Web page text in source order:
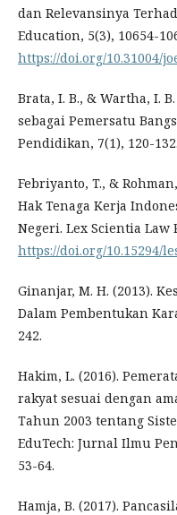
dan Relevansinya
Education, 5(3), 10654-
https://doi.org/10.31004/
Brata, I. B., & Wartha, I.
sebagai Pemersatu
Pendidikan, 7(1), 120-132.
Febriyanto, T., &
Hak Tenaga Kerja
Negeri. Lex Scientia Law
https://doi.org/10.15294/
Ginanjar, M. H. (2013).
Dalam Pembentukan
242.
Hakim, L. (2016).
rakyat sesuai dengan
Tahun 2003 tentang
EduTech: Jurnal Ilmu
53-64.
Hamja, B. (2017).